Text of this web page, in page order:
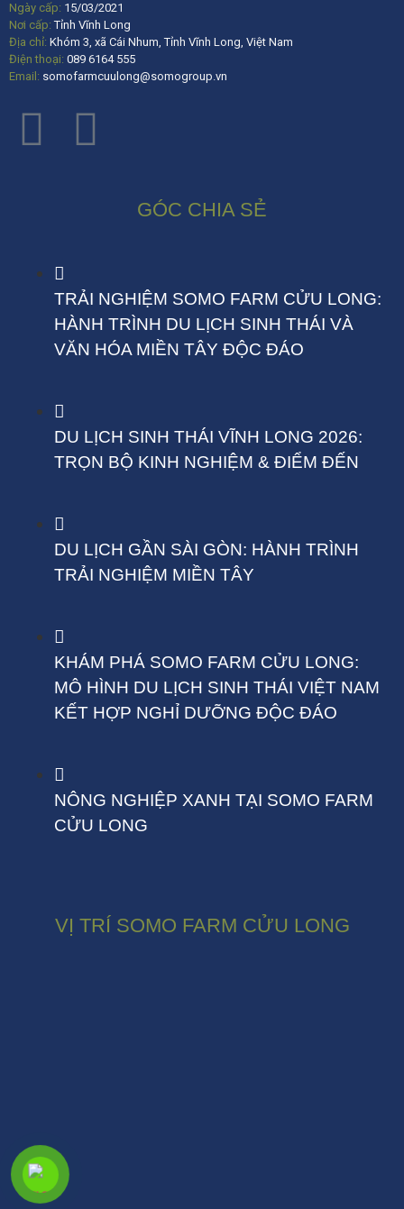
Ngày cấp: 15/03/2021
Nơi cấp:Tỉnh Vĩnh Long
Địa chỉ: Khóm 3, xã Cái Nhum, Tỉnh Vĩnh Long, Việt Nam
Điện thoại: 089 6164 555
Email: somofarmcuulong@somogroup.vn
GÓC CHIA SẺ
TRẢI NGHIỆM SOMO FARM CỬU LONG:
HÀNH TRÌNH DU LỊCH SINH THÁI VÀ
VĂN HÓA MIỀN TÂY ĐỘC ĐÁO
DU LỊCH SINH THÁI VĨNH LONG 2026:
TRỌN BỘ KINH NGHIỆM & ĐIỂM ĐẾN
DU LỊCH GẦN SÀI GÒN: HÀNH TRÌNH
TRẢI NGHIỆM MIỀN TÂY
KHÁM PHÁ SOMO FARM CỬU LONG:
MÔ HÌNH DU LỊCH SINH THÁI VIỆT NAM
KẾT HỢP NGHỈ DƯỠNG ĐỘC ĐÁO
NÔNG NGHIỆP XANH TẠI SOMO FARM
CỬU LONG
VỊ TRÍ SOMO FARM CỬU LONG